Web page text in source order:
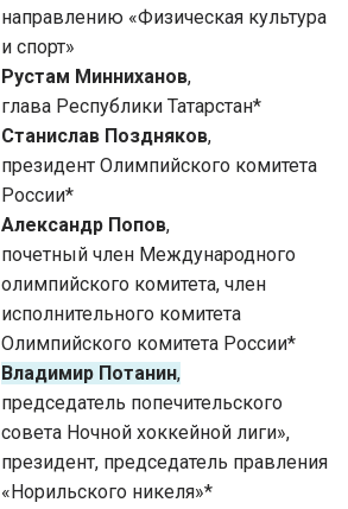
направлению «Физическая культура
и спорт»
Рустам Минниханов,
глава Республики Татарстан*
Станислав Поздняков,
президент Олимпийского комитета
России*
Александр Попов,
почетный член Международного
олимпийского комитета, член
исполнительного комитета
Олимпийского комитета России*
Владимир Потанин,
председатель попечительского
совета Ночной хоккейной лиги»,
президент, председатель правления
«Норильского никеля»*